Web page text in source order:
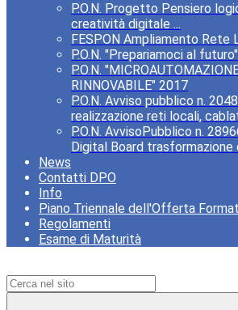
P.O.N. Progetto Pensiero
creatività digitale ...
FESPON Ampliamento Rete
P.O.N. "Prepariamoci al
P.O.N.
RINNOVABILE" 2017
P.O.N. Avviso pubblico n.
realizzazione reti locali,
P.O.N. AvvisoPubblico n.
Digital Board trasformazione
News
Contatti DPO
Info
Piano Triennale dell'Offerta
Regolamenti
Esame di Maturità